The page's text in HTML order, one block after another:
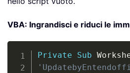
VBA: Ingrandisci e riduci le
Private Sub